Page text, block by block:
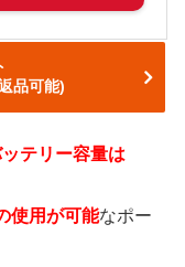
品可能)
テリー容量は
使用が可能なポー